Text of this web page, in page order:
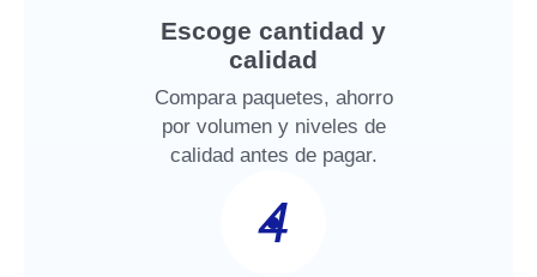
Escoge cantidad y
calidad
Compara paquetes, ahorro
por volumen y niveles de
calidad antes de pagar.
4